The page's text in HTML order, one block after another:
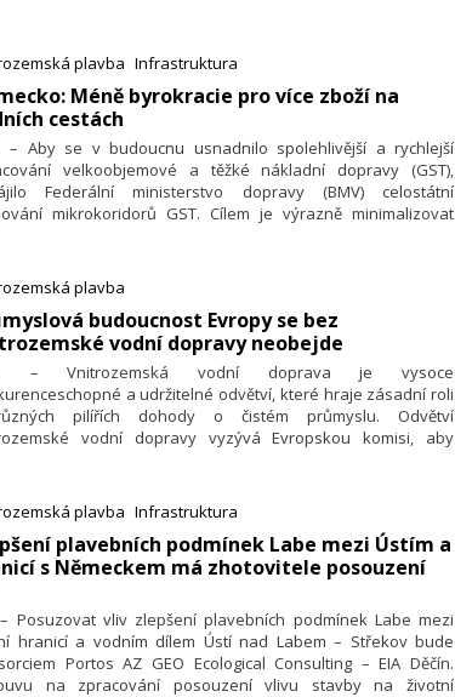
plavba Infrastruktura
Méně byrokracie pro více zboží na
cestách
– Aby se v budoucnu usnadnilo spolehlivější a rychlejší
velkoobjemové a těžké nákladní dopravy (GST),
Federální ministerstvo dopravy (BMV) celostátní
mikrokoridorů GST. Cílem je výrazně minimalizovat
cesty.
plavba
budoucnost Evropy se bez
vodní dopravy neobejde
– Vnitrozemská vodní doprava je vysoce
a udržitelné odvětví, které hraje zásadní roli
pilířích dohody o čistém průmyslu. Odvětví
vodní dopravy vyzývá Evropskou komisi, aby
strategie a plánu investic do udržitelné dopravy. Ve
prohlášení to uvedlo osm odvětvových asociací: Inland
Europe (INE), The European Barge Union (EBU), The
Skippers Organisation, European Inland Waterways
Platform (IWTP), European Federation of Inland Ports
Waterborne Technology Platform, EICB a PLATINA4Action.
plavba Infrastruktura
plavebních podmínek Labe mezi Ústím a
s Německem má zhotovitele posouzení
Posuzovat vliv zlepšení plavebních podmínek Labe mezi
hranicí a vodním dílem Ústí nad Labem – Střekov bude
Portos AZ GEO Ecological Consulting – EIA Děčín.
na zpracování posouzení vlivu stavby na životní